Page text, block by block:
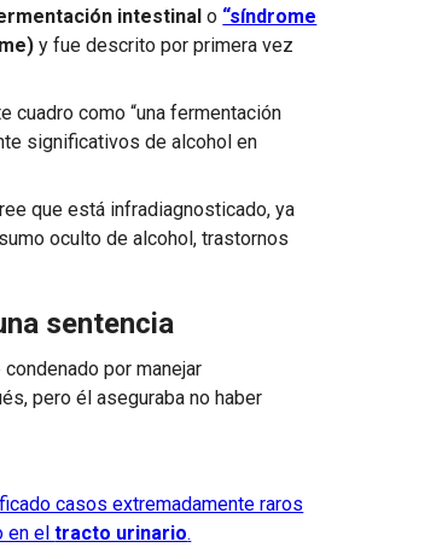
intestinal o “síndrome
y fue descrito por primera vez
cuadro como “una fermentación
significativos de alcohol en
que está infradiagnosticado, ya
oculto de alcohol, trastornos
sentencia
por manejar
pero él aseguraba no haber
casos extremadamente raros
en eltracto urinario.